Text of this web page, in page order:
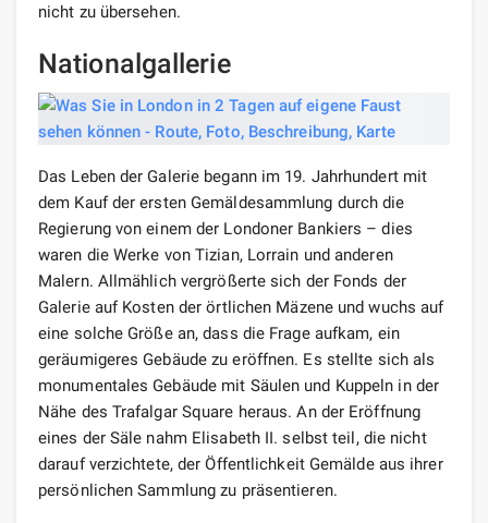
nicht zu übersehen.
Nationalgallerie
Das Leben der Galerie begann im 19. Jahrhundert mit
dem Kauf der ersten Gemäldesammlung durch die
Regierung von einem der Londoner Bankiers – dies
waren die Werke von Tizian, Lorrain und anderen
Malern. Allmählich vergrößerte sich der Fonds der
Galerie auf Kosten der örtlichen Mäzene und wuchs auf
eine solche Größe an, dass die Frage aufkam, ein
geräumigeres Gebäude zu eröffnen. Es stellte sich als
monumentales Gebäude mit Säulen und Kuppeln in der
Nähe des Trafalgar Square heraus. An der Eröffnung
eines der Säle nahm Elisabeth II. selbst teil, die nicht
darauf verzichtete, der Öffentlichkeit Gemälde aus ihrer
persönlichen Sammlung zu präsentieren.